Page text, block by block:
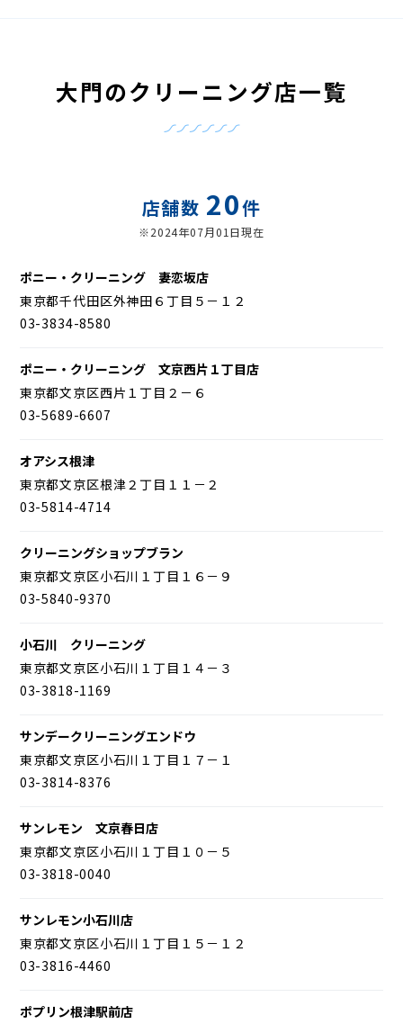
大門のクリーニング店一覧
店舗数 20件
※2024年07月01日現在
ポニー・クリーニング 妻恋坂店
東京都千代田区外神田６丁目５－１２
03-3834-8580
ポニー・クリーニング 文京西片１丁目店
東京都文京区西片１丁目２－６
03-5689-6607
オアシス根津
東京都文京区根津２丁目１１－２
03-5814-4714
クリーニングショップブラン
東京都文京区小石川１丁目１６－９
03-5840-9370
小石川 クリーニング
東京都文京区小石川１丁目１４－３
03-3818-1169
サンデークリーニングエンドウ
東京都文京区小石川１丁目１７－１
03-3814-8376
サンレモン 文京春日店
東京都文京区小石川１丁目１０－５
03-3818-0040
サンレモン小石川店
東京都文京区小石川１丁目１５－１２
03-3816-4460
ポプリン根津駅前店